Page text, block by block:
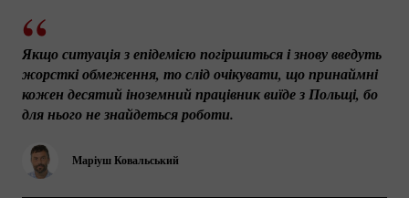
Маріуш Ковальський
Якщо ситуація з епідемією погіршиться і знову введуть
жорсткі обмеження, то слід очікувати, що принаймні
кожен десятий іноземний працівник виїде з Польщі, бо
для нього не знайдеться роботи.